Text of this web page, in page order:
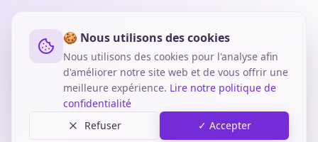
🍪 Nous utilisons des cookies
Nous utilisons des cookies pour l'analyse afin
d'améliorer notre site web et de vous offrir une
meilleure expérience. Lire notre politique de
confidentialité
Refuser
✓ Accepter
Vergelijkingen AskHannah vs Zendesk
Laatst bijgewerkt: juni 2025